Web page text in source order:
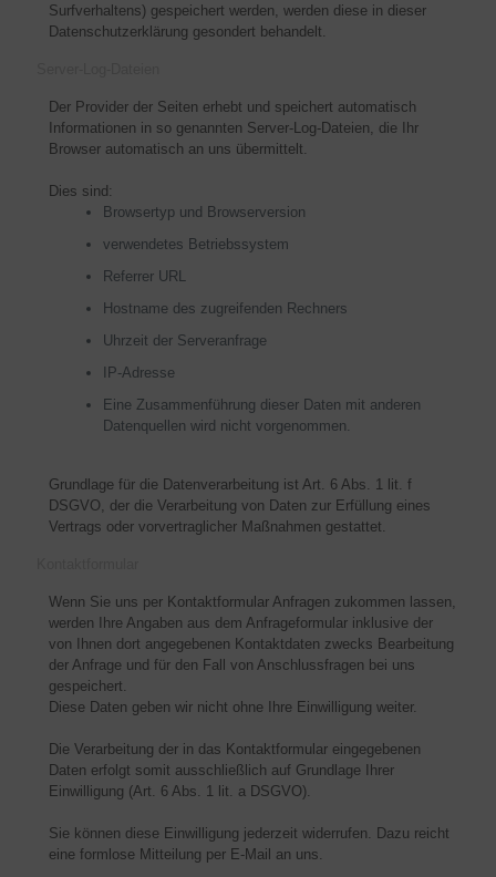
Surfverhaltens) gespeichert werden, werden diese in dieser
Datenschutzerklärung gesondert behandelt.
Der Provider der Seiten erhebt und speichert automatisch
Informationen in so genannten Server-Log-Dateien, die Ihr
Browser automatisch an uns übermittelt.
Dies sind:
Browsertyp und Browserversion
verwendetes Betriebssystem
Referrer URL
Hostname des zugreifenden Rechners
Uhrzeit der Serveranfrage
IP-Adresse
Eine Zusammenführung dieser Daten mit anderen
Datenquellen wird nicht vorgenommen.
Grundlage für die Datenverarbeitung ist Art. 6 Abs. 1 lit. f
DSGVO, der die Verarbeitung von Daten zur Erfüllung eines
Vertrags oder vorvertraglicher Maßnahmen gestattet.
Wenn Sie uns per Kontaktformular Anfragen zukommen lassen,
werden Ihre Angaben aus dem Anfrageformular inklusive der
von Ihnen dort angegebenen Kontaktdaten zwecks Bearbeitung
der Anfrage und für den Fall von Anschlussfragen bei uns
gespeichert.
Diese Daten geben wir nicht ohne Ihre Einwilligung weiter.
Die Verarbeitung der in das Kontaktformular eingegebenen
Daten erfolgt somit ausschließlich auf Grundlage Ihrer
Einwilligung (Art. 6 Abs. 1 lit. a DSGVO).
Sie können diese Einwilligung jederzeit widerrufen. Dazu reicht
eine formlose Mitteilung per E-Mail an uns.